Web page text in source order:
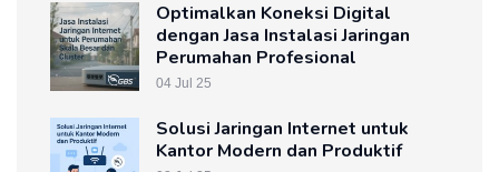
Optimalkan Koneksi Digital
dengan Jasa Instalasi Jaringan
Perumahan Profesional
04 Jul 25
Solusi Jaringan Internet untuk
Kantor Modern dan Produktif